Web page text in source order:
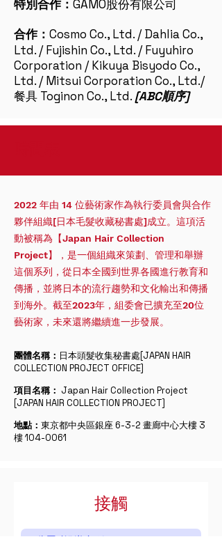
特別合作： GAMO股份有限公司
合作： Cosmo Co., Ltd. / Dahlia Co.,
Ltd. / Fujishin Co., Ltd. / Fuyuhiro
Corporation / Kikuya Bisyodo Co.,
Ltd. / Mitsui Corporation Co., Ltd./
餐具 Toginon Co., Ltd. [ABC順序]
2022 年由 14 位藝術家作為執行委員會與合作
夥伴組織[日本毛髮收藏秘書處]成立。這項活
動被稱為【Japan Hair Collection
Project】，是一個組織來策劃、管理和舉辦
這個系列，從日本全國到世界各國進行教育和
傳播，並將日本的流行趨勢和文化輸出和傳播
到海外。截至2023年，組委會已擴充至20位
藝術家，未來還將繼續進一步發展。
團體名稱： 日本頭髮收集秘書處[JAPAN HAIR
COLLECTION PROJECT OFFICE]
項目名稱： Japan Hair Collection Project
[JAPAN HAIR COLLECTION PROJECT]
地點： 東京都中央區銀座 6-3-2 畫廊中心大樓 3
樓104-0061
接觸